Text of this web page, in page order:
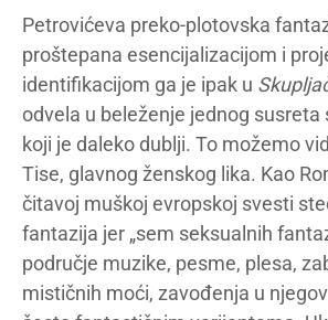
Petrovićeva preko-plotovska
proštepana esencijalizacijom i
identifikacijom ga je ipak u
odvela u beleženje jednog susreta
koji je daleko dublji. To možemo
Tise, glavnog ženskog lika. Kao
čitavoj muškoj evropskoj svesti
fantazija jer „sem seksualnih
područje muzike, pesme, plesa,
mističnih moći, zavođenja u